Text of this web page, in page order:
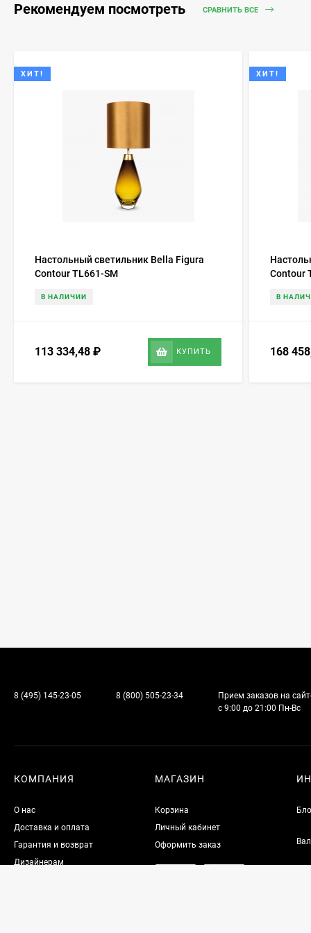
Рекомендуем посмотреть СРАВНИТЬ ВСЕ
ХИТ!
Настольный светильник Bella Figura
Contour TL661-SM
В НАЛИЧИИ
113 334,48 ₽ КУПИТЬ
ХИТ!
Contour
В
168
8 (495) 145-23-05 8 (800) 505-23-34
Прием заказов на
с 9:00 до 21:00 Пн-Вс
КОМПАНИЯ
О нас
Доставка и оплата
Гарантия и возврат
Дизайнерам
МАГАЗИН
Корзина
Личный кабинет
Оформить заказ